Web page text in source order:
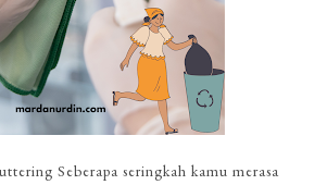
Seberapa seringkah kamu merasa